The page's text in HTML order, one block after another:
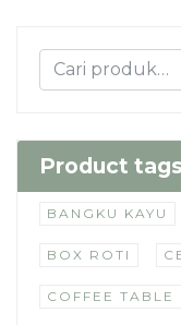
Product tags
BANGKU KAYU
BOX ROTI
COFFEE TABLE